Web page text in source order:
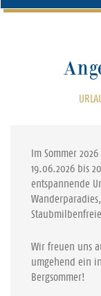
Im Sommer
19.06.2026 bis
entspannende
Wir freuen uns
umgehend ein
Bergsommer!
Restplätze